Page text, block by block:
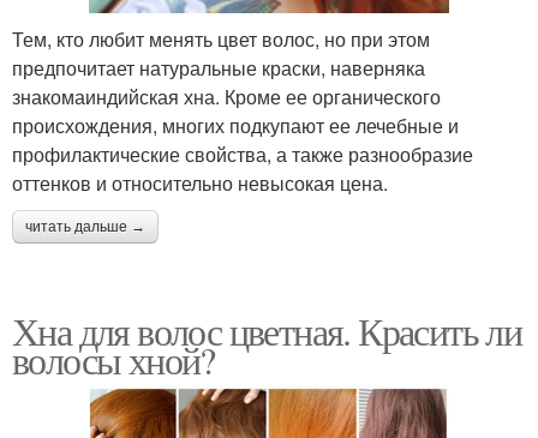
Тем, кто любит менять цвет волос, но при этом
предпочитает натуральные краски, наверняка
знакомаиндийская хна. Кроме ее органического
происхождения, многих подкупают ее лечебные и
профилактические свойства, а также разнообразие
оттенков и относительно невысокая цена.
читать дальше →
Хна для волос цветная. Красить ли
волосы хной?